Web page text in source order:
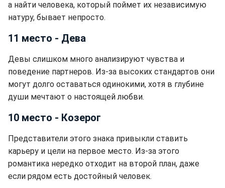
а найти человека, который поймет их независимую
натуру, бывает непросто.
11 место - Дева
Девы слишком много анализируют чувства и
поведение партнеров. Из-за высоких стандартов они
могут долго оставаться одинокими, хотя в глубине
души мечтают о настоящей любви.
10 место - Козерог
Представители этого знака привыкли ставить
карьеру и цели на первое место. Из-за этого
романтика нередко отходит на второй план, даже
если рядом есть достойный человек.